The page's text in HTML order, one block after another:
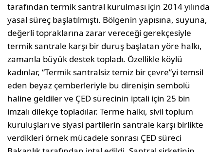
tarafından termik santral kurulması için 2014 yılında
yasal süreç başlatılmıştı. Bölgenin yapısına, suyuna,
değerli topraklarına zarar vereceği gerekçesiyle
termik santrale karşı bir duruş başlatan yöre halkı,
zamanla büyük destek topladı. Özellikle köylü
kadınlar, “Termik santralsiz temiz bir çevre”yi temsil
eden beyaz çemberleriyle bu direnişin sembolü
haline geldiler ve ÇED sürecinin iptali için 25 bin
imzalı dilekçe topladılar. Terme halkı, sivil toplum
kuruluşları ve siyasi partilerin santrale karşı birlikte
verdikleri örnek mücadele sonrası ÇED süreci